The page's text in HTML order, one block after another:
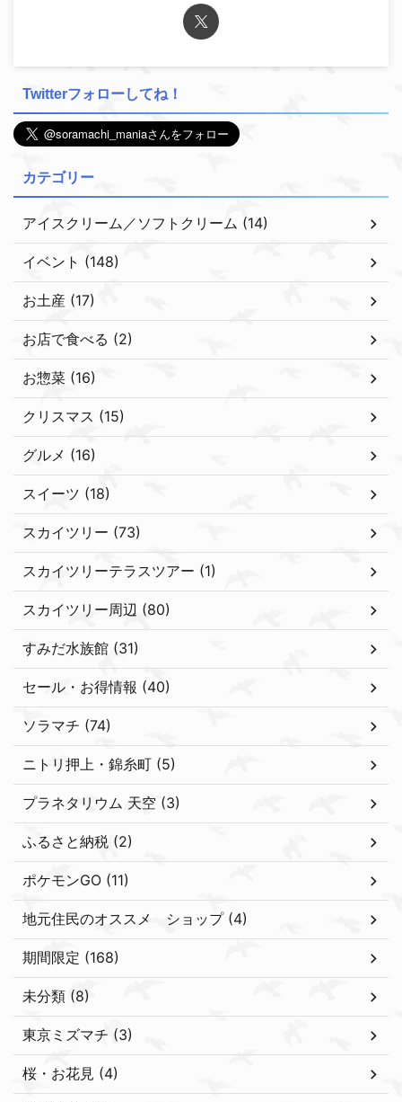
Twitterフォローしてね！
カテゴリー
アイスクリーム／ソフトクリーム (14)
イベント (148)
お土産 (17)
お店で食べる (2)
お惣菜 (16)
クリスマス (15)
グルメ (16)
スイーツ (18)
スカイツリー (73)
スカイツリーテラスツアー (1)
スカイツリー周辺 (80)
すみだ水族館 (31)
セール・お得情報 (40)
ソラマチ (74)
ニトリ押上・錦糸町 (5)
プラネタリウム 天空 (3)
ふるさと納税 (2)
ポケモンGO (11)
地元住民のオススメ ショップ (4)
期間限定 (168)
未分類 (8)
東京ミズマチ (3)
桜・お花見 (4)